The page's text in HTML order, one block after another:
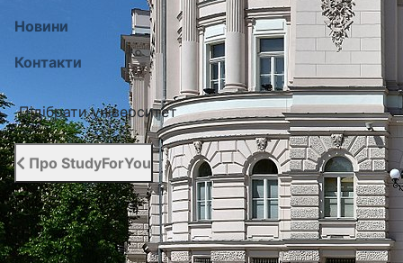
Новини
Контакти
Підібрати університет
Про StudyForYou
Про StudyForYou
Наші проекти